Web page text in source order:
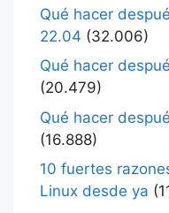
Qué hacer
22.04 (32.006)
Qué hacer
(20.479)
Qué hacer
(16.888)
10 fuertes
Linux desde ya